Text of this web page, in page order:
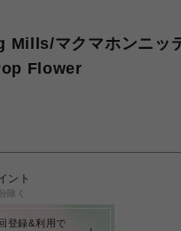
マクマホンニッ
Flower
ント
除く
登録&利用で